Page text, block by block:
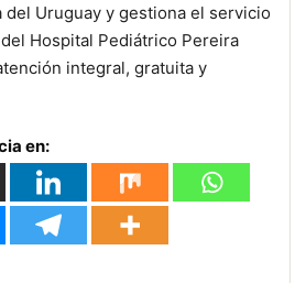
Uruguay y gestiona el servicio
Hospital Pediátrico Pereira
integral, gratuita y
en: